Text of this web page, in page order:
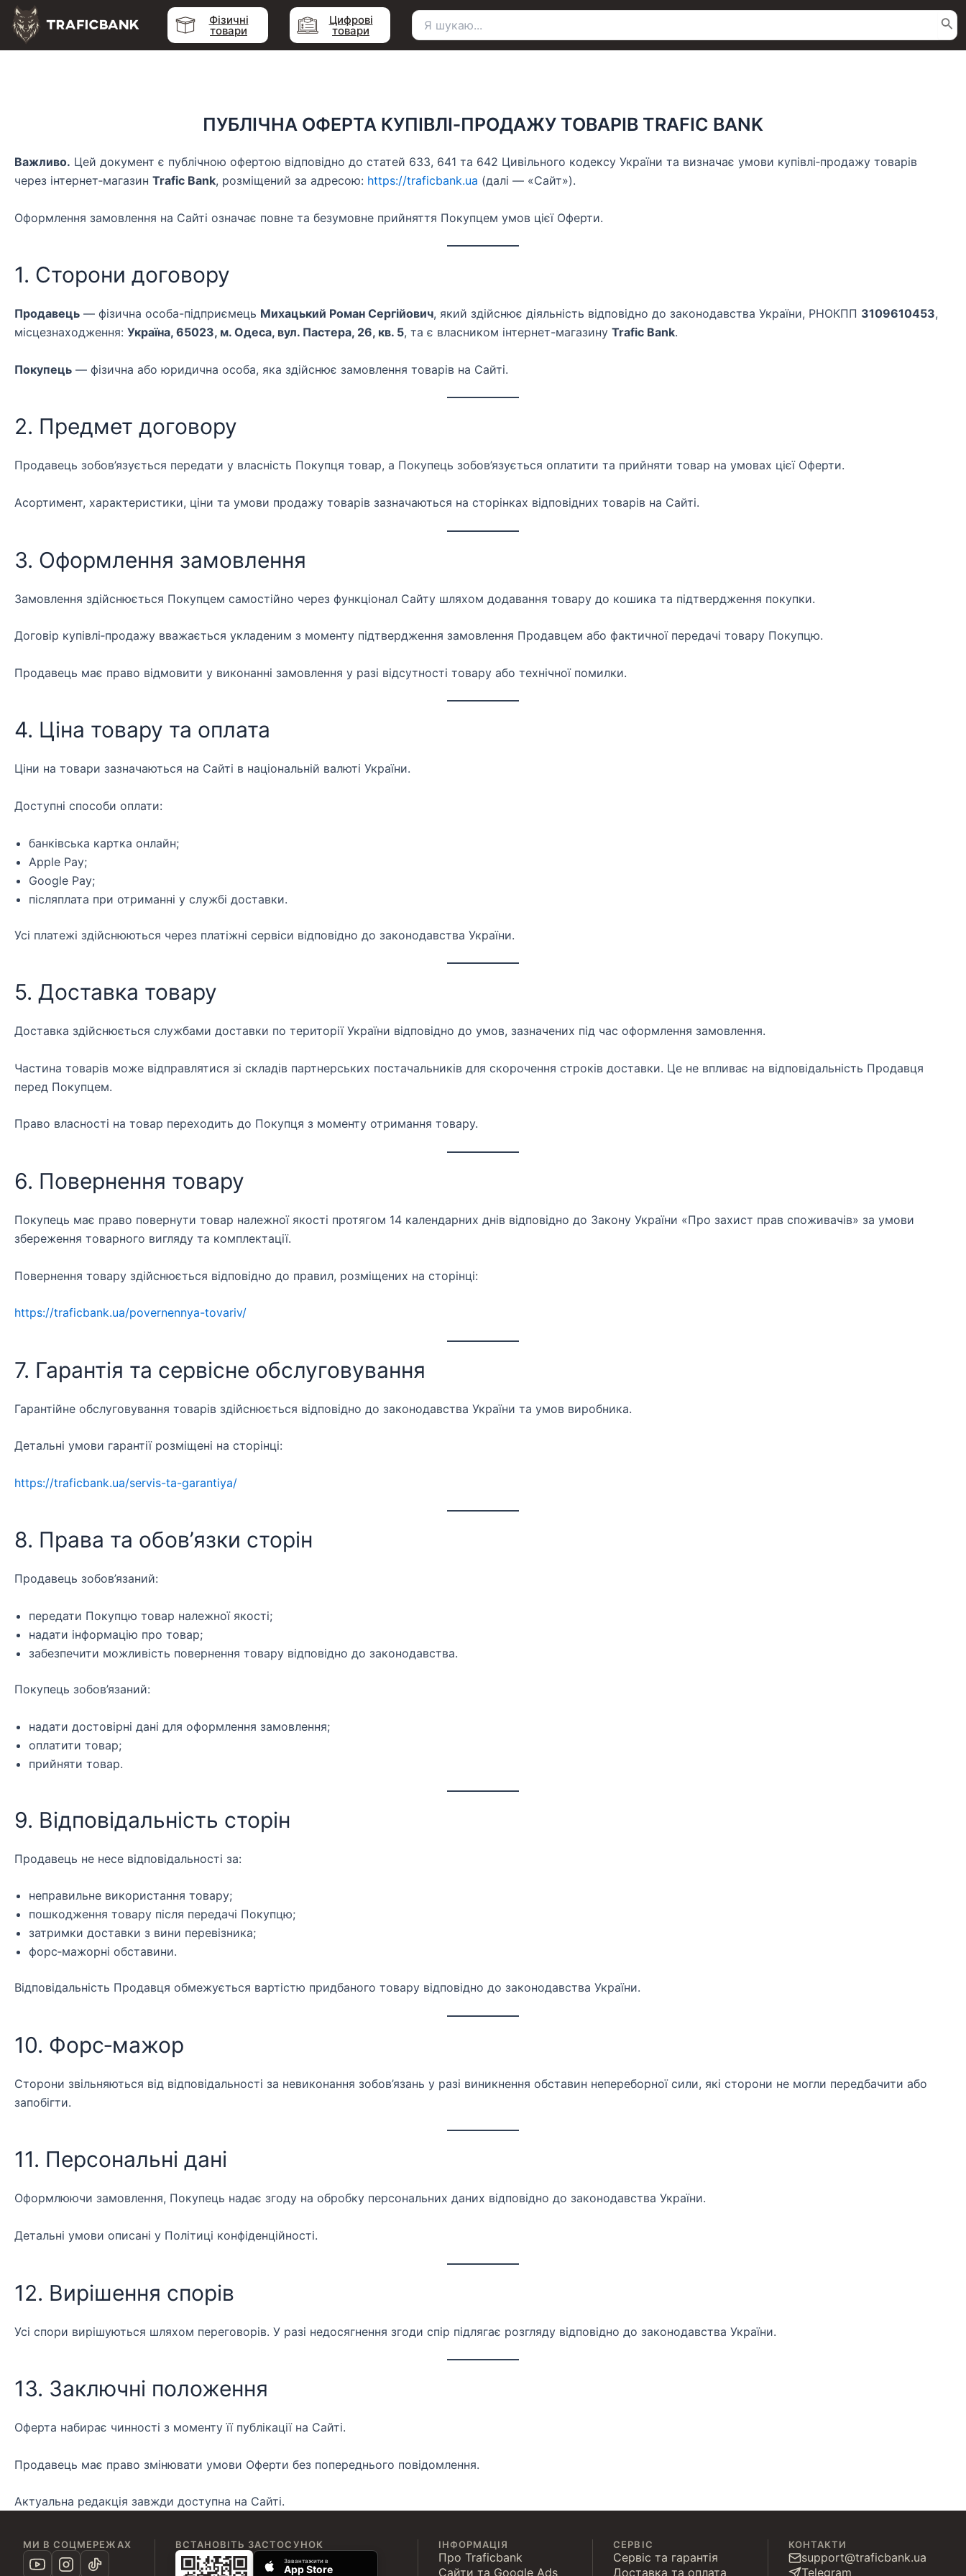
Перейти
до
вмісту
Фізичні
товари
Цифрові
товари
Пошук
ПУБЛІЧНА ОФЕРТА КУПІВЛІ‑ПРОДАЖУ ТОВАРІВ TRAFIC BANK
Важливо. Цей документ є публічною офертою відповідно до статей 633, 641 та 642 Цивільного кодексу України та визначає умови купівлі‑продажу товарів
через інтернет‑магазин Trafic Bank, розміщений за адресою: https://traficbank.ua (далі — «Сайт»).
Оформлення замовлення на Сайті означає повне та безумовне прийняття Покупцем умов цієї Оферти.
1. Сторони договору
Продавець — фізична особа-підприємець Михацький Роман Сергійович, який здійснює діяльність відповідно до законодавства України, РНОКПП 3109610453,
місцезнаходження: Україна, 65023, м. Одеса, вул. Пастера, 26, кв. 5, та є власником інтернет-магазину Trafic Bank.
Покупець — фізична або юридична особа, яка здійснює замовлення товарів на Сайті.
2. Предмет договору
Продавець зобов’язується передати у власність Покупця товар, а Покупець зобов’язується оплатити та прийняти товар на умовах цієї Оферти.
Асортимент, характеристики, ціни та умови продажу товарів зазначаються на сторінках відповідних товарів на Сайті.
3. Оформлення замовлення
Замовлення здійснюється Покупцем самостійно через функціонал Сайту шляхом додавання товару до кошика та підтвердження покупки.
Договір купівлі‑продажу вважається укладеним з моменту підтвердження замовлення Продавцем або фактичної передачі товару Покупцю.
Продавець має право відмовити у виконанні замовлення у разі відсутності товару або технічної помилки.
4. Ціна товару та оплата
Ціни на товари зазначаються на Сайті в національній валюті України.
Доступні способи оплати:
банківська картка онлайн;
Apple Pay;
Google Pay;
післяплата при отриманні у службі доставки.
Усі платежі здійснюються через платіжні сервіси відповідно до законодавства України.
5. Доставка товару
Доставка здійснюється службами доставки по території України відповідно до умов, зазначених під час оформлення замовлення.
Частина товарів може відправлятися зі складів партнерських постачальників для скорочення строків доставки. Це не впливає на відповідальність Продавця
перед Покупцем.
Право власності на товар переходить до Покупця з моменту отримання товару.
6. Повернення товару
Покупець має право повернути товар належної якості протягом 14 календарних днів відповідно до Закону України «Про захист прав споживачів» за умови
збереження товарного вигляду та комплектації.
Повернення товару здійснюється відповідно до правил, розміщених на сторінці:
https://traficbank.ua/povernennya-tovariv/
7. Гарантія та сервісне обслуговування
Гарантійне обслуговування товарів здійснюється відповідно до законодавства України та умов виробника.
Детальні умови гарантії розміщені на сторінці:
https://traficbank.ua/servis-ta-garantiya/
8. Права та обов’язки сторін
Продавець зобов’язаний:
передати Покупцю товар належної якості;
надати інформацію про товар;
забезпечити можливість повернення товару відповідно до законодавства.
Покупець зобов’язаний:
надати достовірні дані для оформлення замовлення;
оплатити товар;
прийняти товар.
9. Відповідальність сторін
Продавець не несе відповідальності за:
неправильне використання товару;
пошкодження товару після передачі Покупцю;
затримки доставки з вини перевізника;
форс‑мажорні обставини.
Відповідальність Продавця обмежується вартістю придбаного товару відповідно до законодавства України.
10. Форс‑мажор
Сторони звільняються від відповідальності за невиконання зобов’язань у разі виникнення обставин непереборної сили, які сторони не могли передбачити або
запобігти.
11. Персональні дані
Оформлюючи замовлення, Покупець надає згоду на обробку персональних даних відповідно до законодавства України.
Детальні умови описані у Політиці конфіденційності.
12. Вирішення спорів
Усі спори вирішуються шляхом переговорів. У разі недосягнення згоди спір підлягає розгляду відповідно до законодавства України.
13. Заключні положення
Оферта набирає чинності з моменту її публікації на Сайті.
Продавець має право змінювати умови Оферти без попереднього повідомлення.
Актуальна редакція завжди доступна на Сайті.
МИ В СОЦМЕРЕЖАХ ВСТАНОВІТЬ ЗАСТОСУНОК
Завантажити в
App Store
ІНФОРМАЦІЯ
Про Traficbank
Сайти та Google Ads
СЕРВІС
Сервіс та гарантія
Доставка та оплата
КОНТАКТИ
support@traficbank.ua
Telegram